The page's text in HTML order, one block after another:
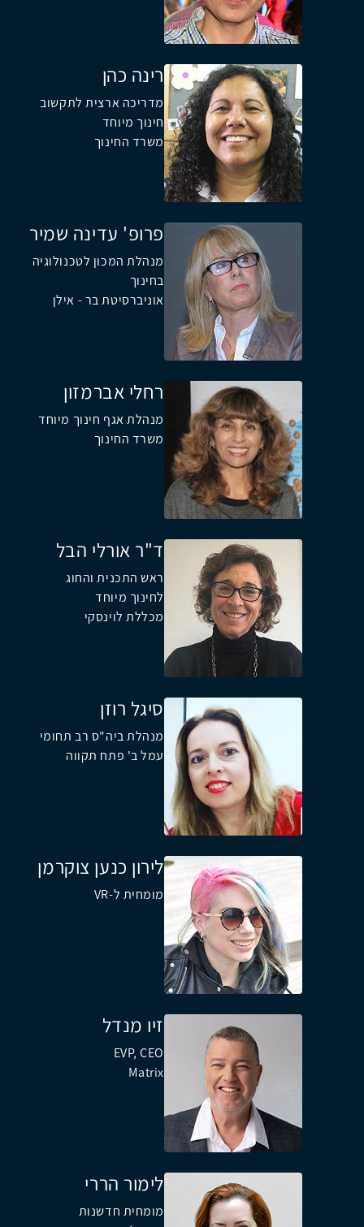
רינה כהן
מדריכה ארצית לתקשוב
חינוך מיוחד
משרד החינוך
פרופ' עדינה שמיר
מנהלת המכון לטכנולוגיה
בחינוך
אוניברסיטת בר - אילן
רחלי אברמזון
מנהלת אגף חינוך מיוחד
משרד החינוך
ד"ר אורלי הבל
ראש התכנית והחוג
לחינוך מיוחד
מכללת לוינסקי
סיגל רוזן
מנהלת ביה"ס רב תחומי
עמל ב' פתח תקווה
לירון כנען צוקרמן
מומחית ל-VR
זיו מנדל
EVP, CEO
Matrix
לימור הררי
מומחית חדשנות